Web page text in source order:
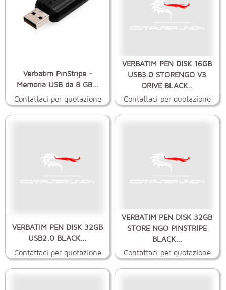
Verbatim PinStripe -
Memoria USB da 8 GB...
Contattaci per quotazione
VERBATIM PEN DISK 16GB
USB3.0 STORENGO V3
DRIVE BLACK..
Contattaci per quotazione
VERBATIM PEN DISK 32GB
USB2.0 BLACK...
Contattaci per quotazione
VERBATIM PEN DISK 32GB
STORE NGO PINSTRIPE
BLACK...
Contattaci per quotazione